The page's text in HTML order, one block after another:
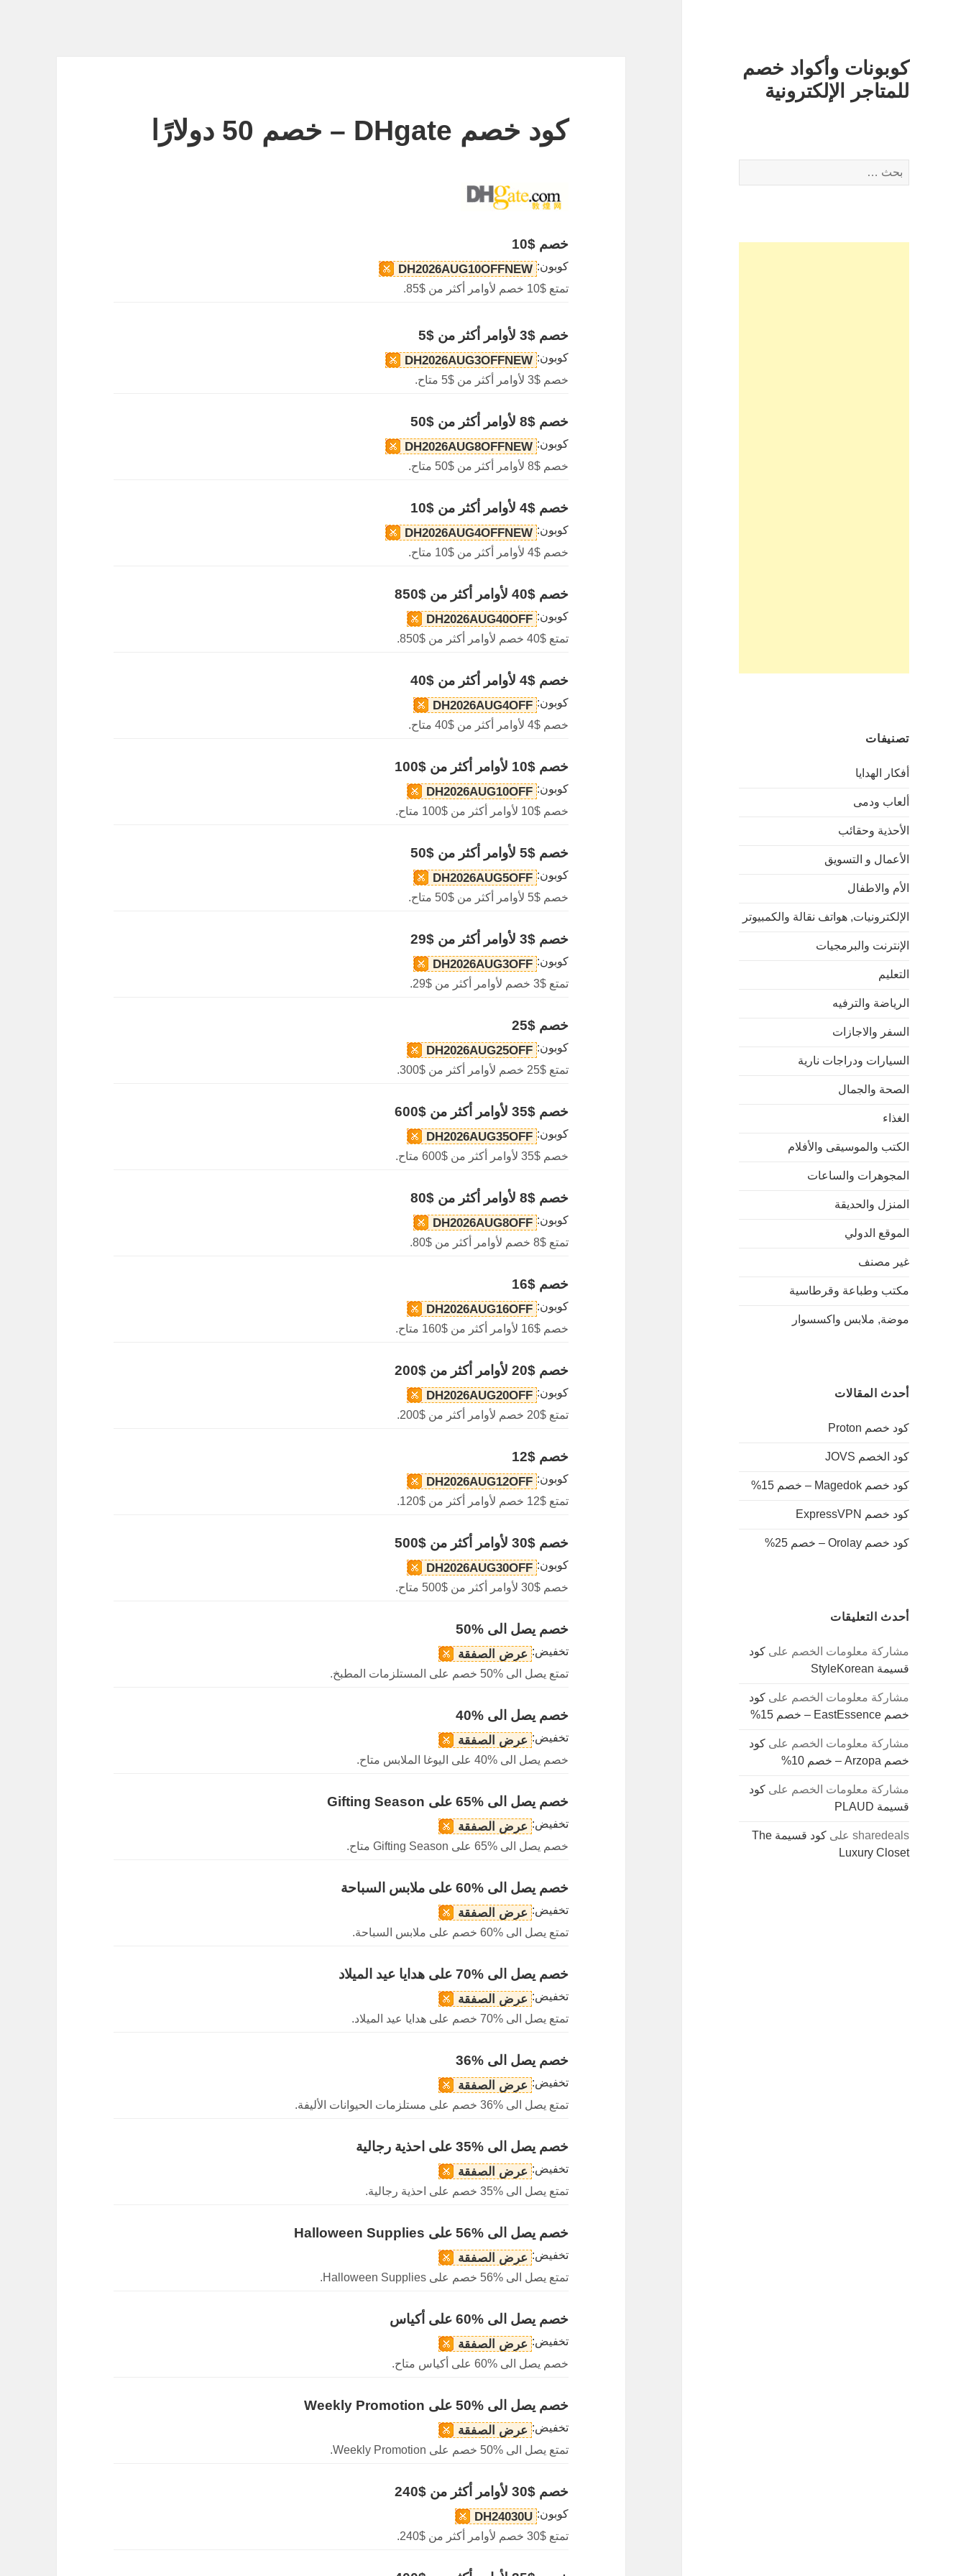
كوبونات وأكواد خصم
للمتاجر الإلكترونية
عن:
تصنيفات
أفكار الهدايا
ألعاب ودمى
الأحذية وحقائب
الأعمال و التسويق
الأم والاطفال
الإلكترونيات, هواتف نقالة والكمبيوتر
الإنترنت والبرمجيات
التعليم
الرياضة والترفيه
السفر والاجازات
السيارات ودراجات نارية
الصحة والجمال
الغذاء
الكتب والموسيقى والأفلام
المجوهرات والساعات
المنزل والحديقة
الموقع الدولي
غير مصنف
مكتب وطباعة وقرطاسية
موضة, ملابس واكسسوار
أحدث المقالات
كود خصم Proton
كود الخصم JOVS
كود خصم Magedok – خصم 15%
كود خصم ExpressVPN
كود خصم Orolay – خصم 25%
أحدث التعليقات
مشاركة معلومات الخصم علىكود
قسيمة StyleKorean
مشاركة معلومات الخصم علىكود
خصم EastEssence – خصم 15%
مشاركة معلومات الخصم علىكود
خصم Arzopa – خصم 10%
مشاركة معلومات الخصم علىكود
قسيمة PLAUD
sharedeals على
كود قسيمة The
Luxury Closet
كود خصم DHgate – خصم 50 دولارًا
خصم $10
كوبون: DH2026AUG10OFFNEW
تمتع $10 خصم لأوامر أكثر من $85.
خصم $3 لأوامر أكثر من $5
كوبون: DH2026AUG3OFFNEW
خصم $3 لأوامر أكثر من $5 متاح.
خصم $8 لأوامر أكثر من $50
كوبون: DH2026AUG8OFFNEW
خصم $8 لأوامر أكثر من $50 متاح.
خصم $4 لأوامر أكثر من $10
كوبون: DH2026AUG4OFFNEW
خصم $4 لأوامر أكثر من $10 متاح.
خصم $40 لأوامر أكثر من $850
كوبون: DH2026AUG40OFF
تمتع $40 خصم لأوامر أكثر من $850.
خصم $4 لأوامر أكثر من $40
كوبون: DH2026AUG4OFF
خصم $4 لأوامر أكثر من $40 متاح.
خصم $10 لأوامر أكثر من $100
كوبون: DH2026AUG10OFF
خصم $10 لأوامر أكثر من $100 متاح.
خصم $5 لأوامر أكثر من $50
كوبون: DH2026AUG5OFF
خصم $5 لأوامر أكثر من $50 متاح.
خصم $3 لأوامر أكثر من $29
كوبون: DH2026AUG3OFF
تمتع $3 خصم لأوامر أكثر من $29.
خصم $25
كوبون: DH2026AUG25OFF
تمتع $25 خصم لأوامر أكثر من $300.
خصم $35 لأوامر أكثر من $600
كوبون: DH2026AUG35OFF
خصم $35 لأوامر أكثر من $600 متاح.
خصم $8 لأوامر أكثر من $80
كوبون: DH2026AUG8OFF
تمتع $8 خصم لأوامر أكثر من $80.
خصم $16
كوبون: DH2026AUG16OFF
خصم $16 لأوامر أكثر من $160 متاح.
خصم $20 لأوامر أكثر من $200
كوبون: DH2026AUG20OFF
تمتع $20 خصم لأوامر أكثر من $200.
خصم $12
كوبون: DH2026AUG12OFF
تمتع $12 خصم لأوامر أكثر من $120.
خصم $30 لأوامر أكثر من $500
كوبون: DH2026AUG30OFF
خصم $30 لأوامر أكثر من $500 متاح.
خصم يصل الى %50
تخفيض: عرض الصفقة
تمتع يصل الى %50 خصم على المستلزمات المطبخ.
خصم يصل الى %40
تخفيض: عرض الصفقة
خصم يصل الى %40 على اليوغا الملابس متاح.
خصم يصل الى %65 على Gifting Season
تخفيض: عرض الصفقة
خصم يصل الى %65 على Gifting Season متاح.
خصم يصل الى %60 على ملابس السباحة
تخفيض: عرض الصفقة
تمتع يصل الى %60 خصم على ملابس السباحة.
خصم يصل الى %70 على هدايا عيد الميلاد
تخفيض: عرض الصفقة
تمتع يصل الى %70 خصم على هدايا عيد الميلاد.
خصم يصل الى %36
تخفيض: عرض الصفقة
تمتع يصل الى %36 خصم على مستلزمات الحيوانات الأليفة.
خصم يصل الى %35 على احذية رجالية
تخفيض: عرض الصفقة
تمتع يصل الى %35 خصم على احذية رجالية.
خصم يصل الى %56 على Halloween Supplies
تخفيض: عرض الصفقة
تمتع يصل الى %56 خصم على Halloween Supplies.
خصم يصل الى %60 على أكياس
تخفيض: عرض الصفقة
خصم يصل الى %60 على أكياس متاح.
خصم يصل الى %50 على Weekly Promotion
تخفيض: عرض الصفقة
تمتع يصل الى %50 خصم على Weekly Promotion.
خصم $30 لأوامر أكثر من $240
كوبون: DH24030U
تمتع $30 خصم لأوامر أكثر من $240.